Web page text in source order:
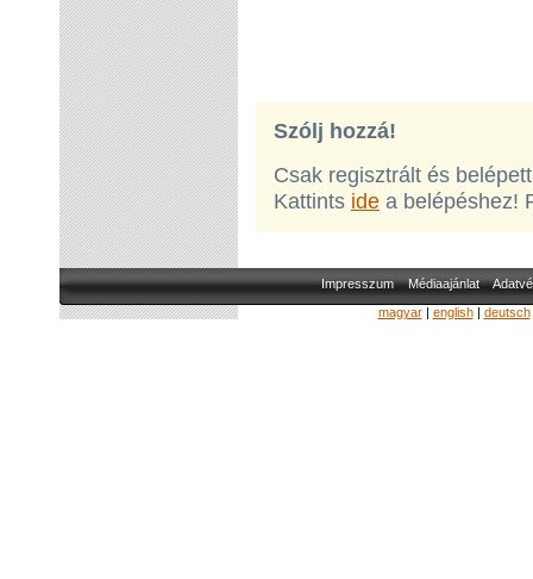
Szólj hozzá!
Csak regisztrált és
Kattints ide a belépéshez!
Impresszum Médiaajánlat
magyar| english| deutsch